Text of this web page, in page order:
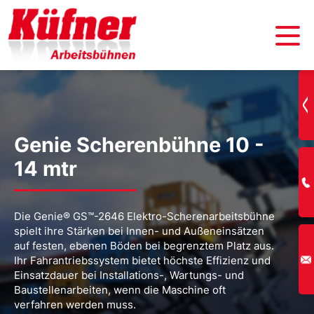
Genie Scherenbühne 10 -
14 mtr
Die Genie® GS™-2646 Elektro-Scherenarbeitsbühne
spielt ihre Stärken bei Innen- und Außeneinsätzen
auf festen, ebenen Böden bei begrenztem Platz aus.
Ihr Fahrantriebssystem bietet höchste Effizienz und
Einsatzdauer bei Installations-, Wartungs- und
Baustellenarbeiten, wenn die Maschine oft
verfahren werden muss.